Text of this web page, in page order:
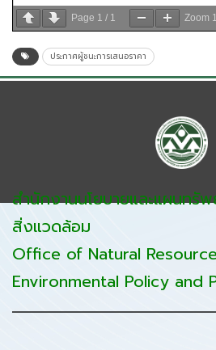
Page 1 / 1 Zoom
ประกาศผู้ชนะการเสนอราคา
สำนักงานนโยบายและแผนทรั
สิ่งแวดล้อม
Office of Natural
Environmental Policy and